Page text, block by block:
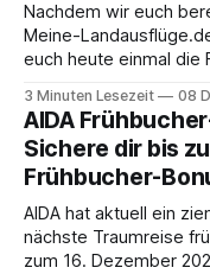
Nachdem wir euch
Meine-
euch heute einmal die
euren Landausflug
Meine
wir den
3 Minuten Lesezeit 08
AIDA
Sichere dir bis
Frühbucher-
AIDA hat aktuell ein
nächste Traumreise
zum 16. Dezember